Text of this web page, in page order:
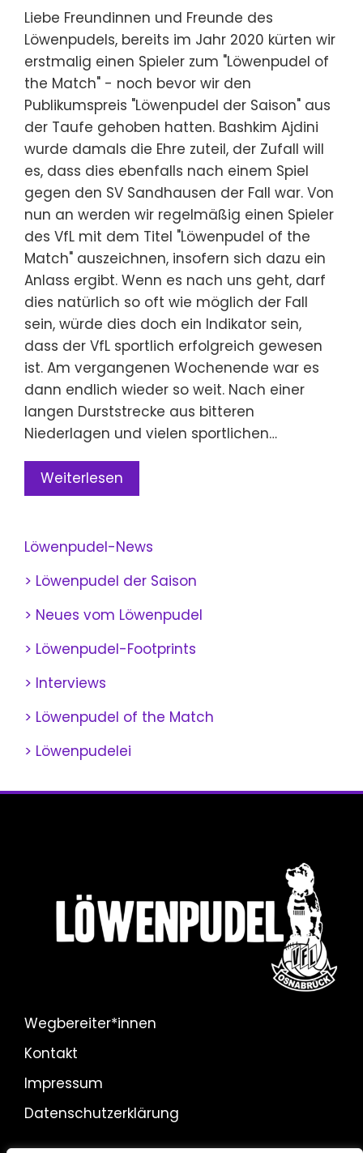
Liebe Freundinnen und Freunde des
Löwenpudels, bereits im Jahr 2020 kürten wir
erstmalig einen Spieler zum "Löwenpudel of
the Match" - noch bevor wir den
Publikumspreis "Löwenpudel der Saison" aus
der Taufe gehoben hatten. Bashkim Ajdini
wurde damals die Ehre zuteil, der Zufall will
es, dass dies ebenfalls nach einem Spiel
gegen den SV Sandhausen der Fall war. Von
nun an werden wir regelmäßig einen Spieler
des VfL mit dem Titel "Löwenpudel of the
Match" auszeichnen, insofern sich dazu ein
Anlass ergibt. Wenn es nach uns geht, darf
dies natürlich so oft wie möglich der Fall
sein, würde dies doch ein Indikator sein,
dass der VfL sportlich erfolgreich gewesen
ist. Am vergangenen Wochenende war es
dann endlich wieder so weit. Nach einer
langen Durststrecke aus bitteren
Niederlagen und vielen sportlichen…
Weiterlesen
Löwenpudel-News
> Löwenpudel der Saison
> Neues vom Löwenpudel
> Löwenpudel-Footprints
> Interviews
> Löwenpudel of the Match
> Löwenpudelei
Wegbereiter*innen
Kontakt
Impressum
Datenschutzerklärung